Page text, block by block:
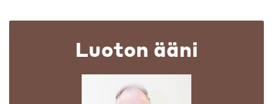
Luoton ääni